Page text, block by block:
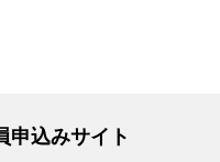
申込みサイト